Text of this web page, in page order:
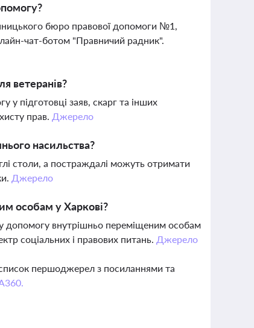
бюро правової допомоги №1,
чат-ботом "Правничий радник".
ветеранів?
у підготовці заяв, скарг та інших
прав. Джерело
насильства?
столи, а постраждалі можуть отримати
Джерело
особам у Харкові?
допомогу внутрішньо переміщеним особам
соціальних і правових питань. Джерело
першоджерел з посиланнями та